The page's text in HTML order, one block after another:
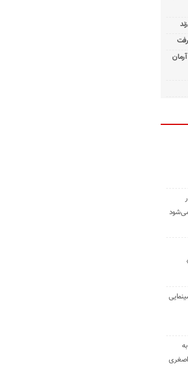
می‌شود
اصغری